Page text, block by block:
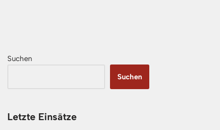
Suchen
Suchen
Letzte Einsätze